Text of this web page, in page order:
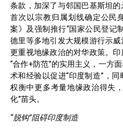
条款，加深了与邻国巴基斯坦
首次以宗教归属划线确定公民
案》及强制推行“国家公民登记
德里等多地引发大规模游行示
更重视地缘政治的对华政策。
“合作+防范”的实用主义，一方
术和经验以促进“印度制造”，
权衡中更多考量地缘政治得失
化”苗头。
“脱钩”阻碍印度制造